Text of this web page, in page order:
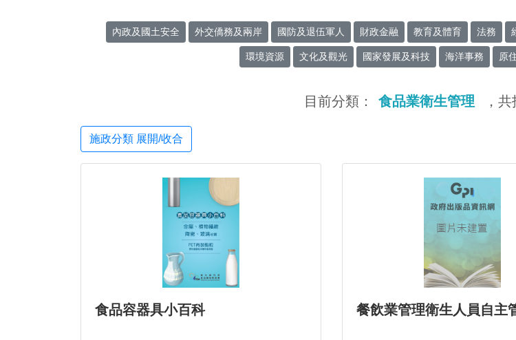
內政及國土安全 外交僑務及兩岸 國防及退伍軍人 財政金融 教育及體育 法務
環境資源 文化及觀光 國家發展及科技 海洋事務 原
目前分類： 食品業衛生管理 ，共
施政分類 展開/收合
食品容器具小百科 餐飲業管理衛生人員自主